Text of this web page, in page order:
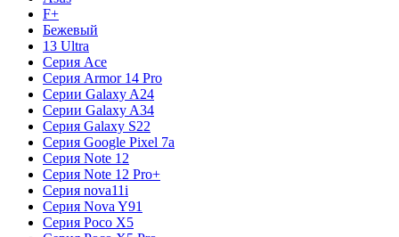
F+
Бежевый
13 Ultra
Серия Ace
Серия Armor 14 Pro
Серии Galaxy A24
Серии Galaxy A34
Серия Galaxy S22
Серия Google Pixel 7a
Серия Note 12
Серия Note 12 Pro+
Серия nova11i
Серия Nova Y91
Серия Poco X5